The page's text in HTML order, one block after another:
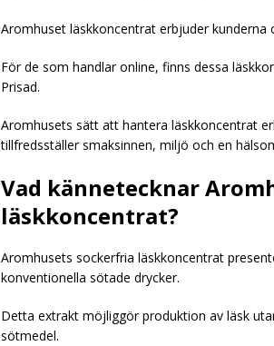
Aromhuset läskkoncentrat erbjuder
För de som handlar online, finns dessa
Prisad.
Aromhusets sätt att hantera läskkoncentrat
tillfredsställer smaksinnen, miljö och en
Vad kännetecknar
läskkoncentrat?
Aromhusets sockerfria läskkoncentrat
konventionella sötade drycker.
Detta extrakt möjliggör produktion av läsk
sötmedel.